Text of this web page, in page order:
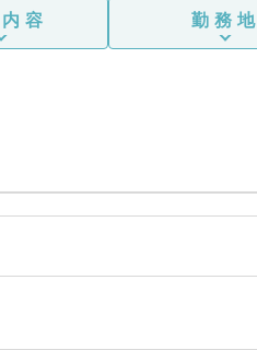
容 勤務地